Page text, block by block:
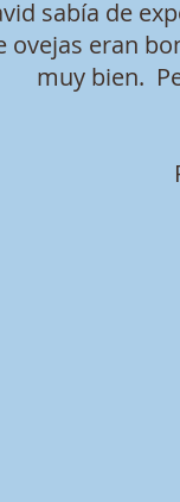
sabía de
ovejas eran
muy bien.